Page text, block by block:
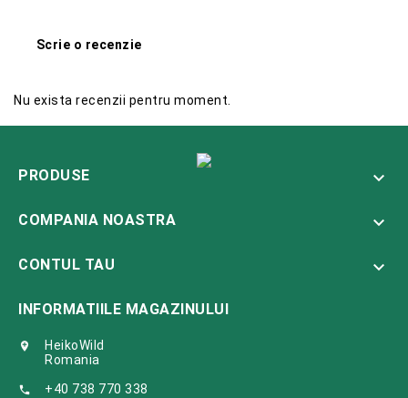
Scrie o recenzie
Nu exista recenzii pentru moment.
PRODUSE 
COMPANIA NOASTRA 
CONTUL TAU 
INFORMATIILE MAGAZINULUI

HeikoWild
Romania
 +40 738 770 338